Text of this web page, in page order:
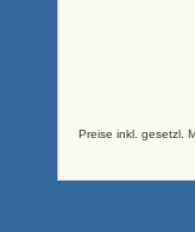
Preise inkl. gesetzl.